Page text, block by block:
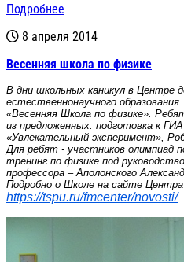
Подробнее
8 апреля 2014
Весенняя школа по физике
В дни школьных каникул в Центре
естественнонаучного
«Весенняя Школа по физике».
из предложенных: подготовка к
«Увлекательный эксперимент»,
Для ребят - участников олимпиад
тренинг по физике под
профессора – Аполонского
https://tspu.ru/fmcenter/novosti/